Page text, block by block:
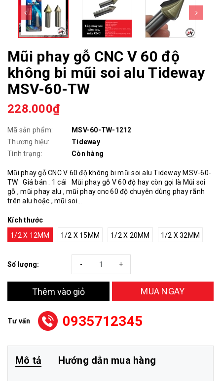
Mũi phay gỗ CNC V 60 độ
không bi mũi soi alu Tideway
MSV-60-TW
228.000₫
Mã sản phẩm:
MSV-60-TW-1212
Thương hiệu:
Tideway
Tình trạng:
Còn hàng
Mũi phay gỗ CNC V 60 độ không bi mũi soi alu Tideway MSV-60-
TW Giá bán : 1 cái Mũi phay gỗ V 60 độ hay còn gọi là Mũi soi
gỗ , mũi phay alu , mũi phay cnc 60 độ chuyên dùng phay rãnh
trên alu hoặc , mũi soi...
Kích thước
1/2 X 12MM
1/2 X 15MM 1/2 X 20MM 1/2 X 32MM
Số lượng: +
-
Thêm vào giỏ MUA NGAY
Tư vấn 0935712345
Mô tả Hướng dẫn mua hàng